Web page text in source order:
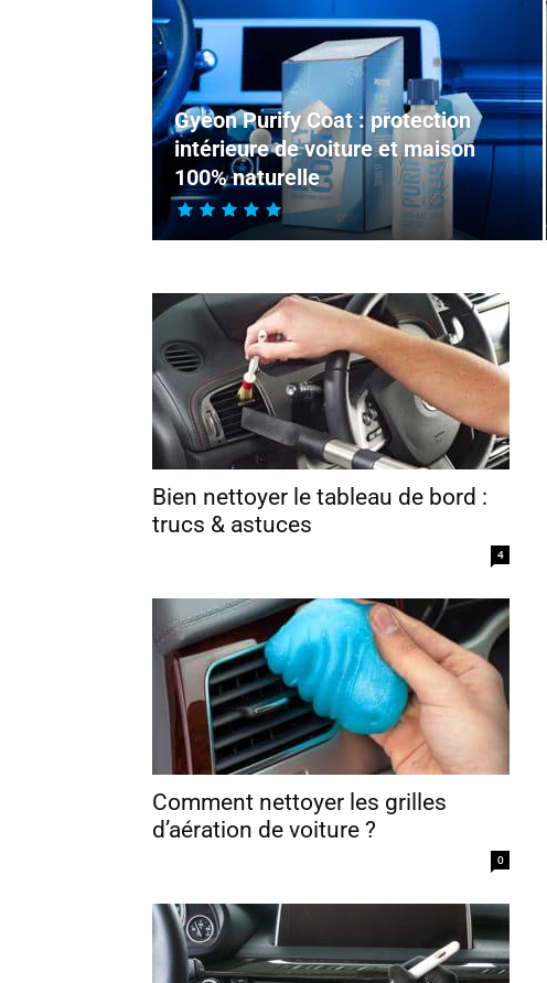
Gyeon Purify Coat : protection
intérieure de voiture et maison
100% naturelle
Bien nettoyer le tableau de bord :
trucs & astuces
4
Comment nettoyer les grilles
d’aération de voiture ?
0